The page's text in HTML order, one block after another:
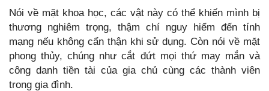
Nói về mặt khoa học, các vật này có thể khiến mình bị
thương nghiêm trọng, thậm chí nguy hiểm đến tính
mạng nếu không cẩn thận khi sử dụng. Còn nói về mặt
phong thủy, chúng như cắt đứt mọi thứ may mắn và
công danh tiền tài của gia chủ cùng các thành viên
trong gia đình.